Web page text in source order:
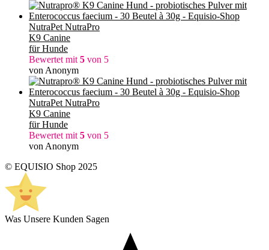
NutraPet NutraPro
K9 Canine
für Hunde
Bewertet mit 5 von 5
von Anonym
NutraPet NutraPro
K9 Canine
für Hunde
Bewertet mit 5 von 5
von Anonym
© EQUISIO Shop 2025
Was Unsere Kunden Sagen